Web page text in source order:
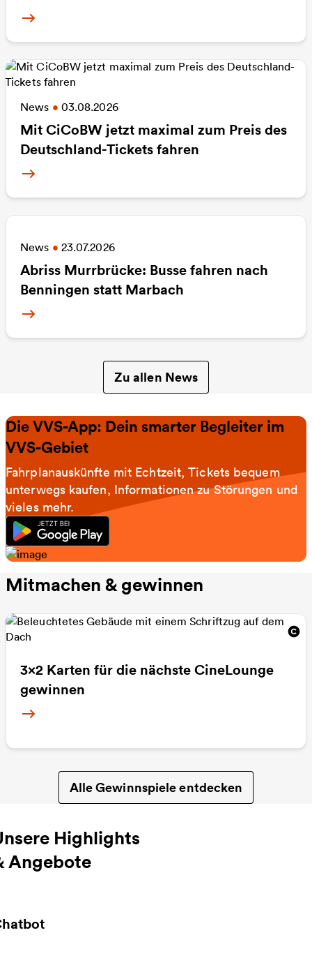
Mehr Informationen zu Unsere Busfahrer/innen
News • 03.08.2026
Mit CiCoBW jetzt maximal zum Preis des
Deutschland-Tickets fahren
Mehr Informationen zu Mit CiCoBW jetzt
News • 23.07.2026
Abriss Murrbrücke: Busse fahren nach
Benningen statt Marbach
Mehr Informationen zu Abriss Murrbrücke:
Zu allen News
Die VVS-App: Dein smarter Begleiter im
VVS-Gebiet
Fahrplanauskünfte mit Echtzeit, Tickets bequem
unterwegs kaufen, Informationen zu Störungen und
vieles mehr.
Mitmachen & gewinnen
3x2 Karten für die nächste CineLounge
gewinnen
Weitere Informationen
Alle Gewinnspiele entdecken
Highlights
Angebote
Informationen zu Chatbot